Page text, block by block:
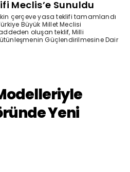
Meclis’e Sunuldu
çerçeve yasa teklifi tamamlandı
Büyük Millet Meclisi
oluşan teklif, Milli
Güçlendirilmesine Dair